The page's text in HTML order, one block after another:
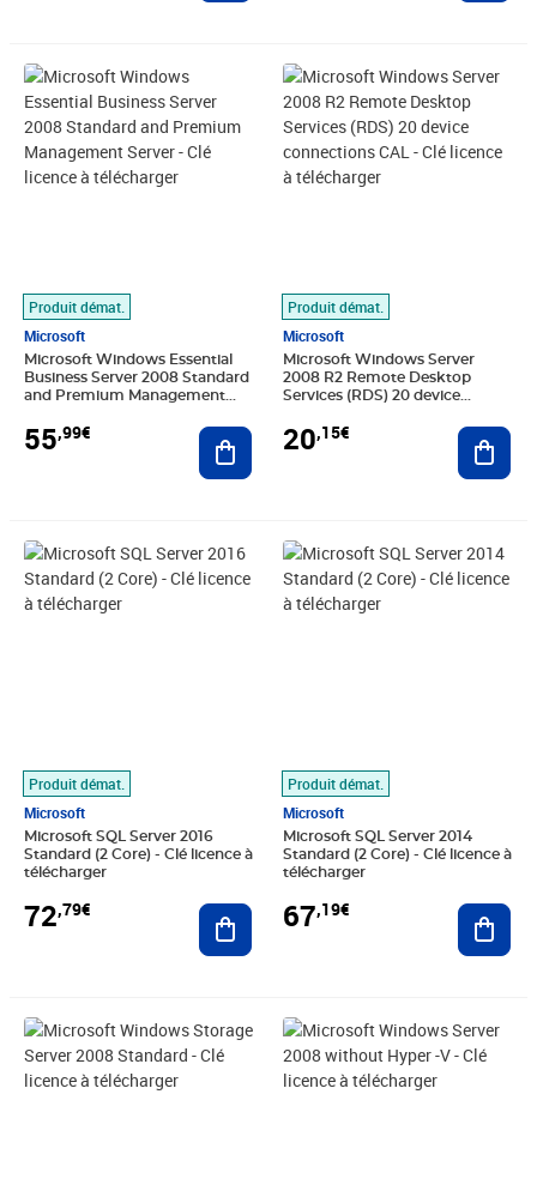
Produit démat.
Microsoft
Microsoft Windows Essential
Business Server 2008 Standard
and Premium Management
télécharger
55,99€
Prix 55,99€
Ajouter au panier
Produit démat.
Microsoft
Microsoft Windows Server
2008 R2 Remote Desktop
Services (RDS) 20 device
télécharger
20,15€
Prix 20,15€
Produit démat.
Microsoft
Microsoft SQL Server 2016
Standard (2 Core) - Clé licence à
télécharger
72,79€
Prix 72,79€
Ajouter au panier
Produit démat.
Microsoft
Microsoft SQL Server 2014
Standard (2 Core) - Clé licence à
télécharger
67,19€
Prix 67,19€
Prix 50,39€ Prix 42,55€